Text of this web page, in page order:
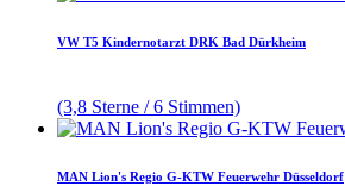
VW T5 Kindernotarzt DRK Bad Dürkheim
(3,8 Sterne / 6 Stimmen)
MAN Lion's Regio G-KTW Feuerwehr Düsseldorf